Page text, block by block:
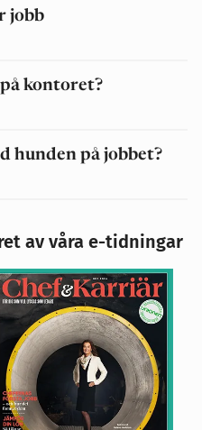
jobb
kontoret?
hunden på jobbet?
av våra e-tidningar